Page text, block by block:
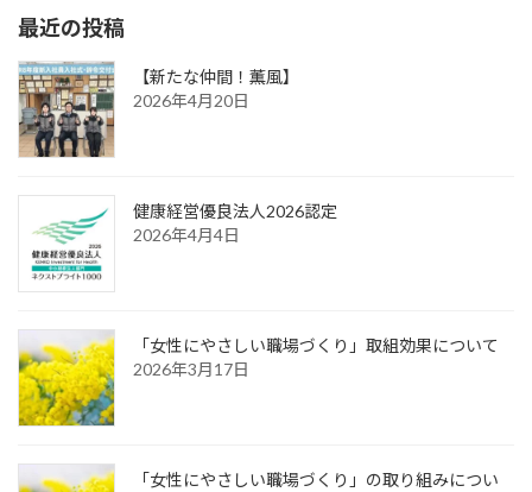
最近の投稿
【新たな仲間！薫風】
2026年4月20日
健康経営優良法人2026認定
2026年4月4日
「女性にやさしい職場づくり」取組効果について
2026年3月17日
「女性にやさしい職場づくり」の取り組みについ